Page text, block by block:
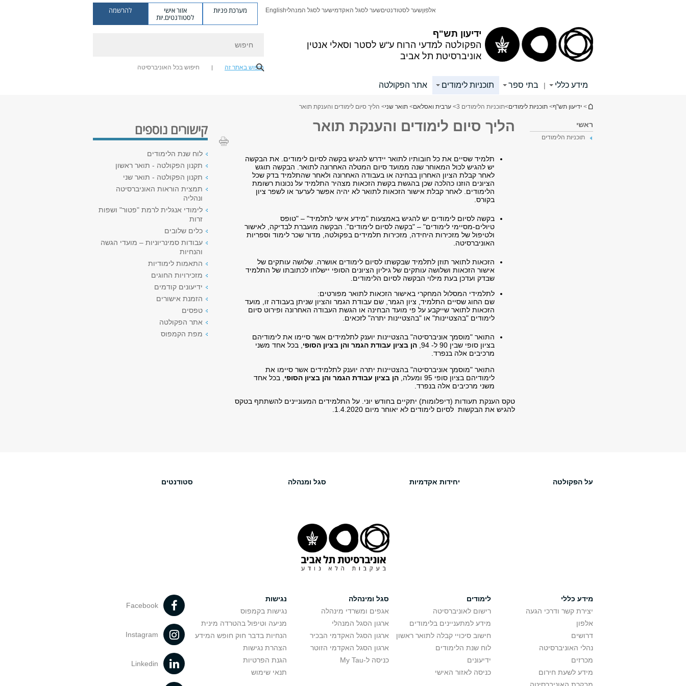
ידיעון תש"ף
הפקולטה למדעי הרוח ע"ש לסטר וסאלי אנטין
אוניברסיטת תל אביב
אלפוןשער לסטודנטיםשער לסגל האקדמישער לסגל המנהליEnglish מערכת פניות אזור אישי
לסטודנטים.יות
להרשמה
חיפוש באתר זה חיפוש בכל האוניברסיטה
מידע כללי | בתי ספר תוכניות לימודים אתר הפקולטה
הינך נמצא כאן
> ידיעון תש"ף> תוכניות לימודים>תוכניות הלימודים 3 > ערבית ואסלאם> תואר שני> הליך סיום לימודים והענקת תואר
ראשי
תוכניות הלימודים
הליך סיום לימודים והענקת תואר
תלמיד שסיים את כל חובותיו לתואר יידרש להגיש בקשה לסיום לימודים. את הבקשה
יש להגיש לכול המאוחר שנה ממועד סיום המטלה האחרונה לתואר. הבקשה תוגש
לאחר קבלת הציון האחרון בבחינה או בעבודה האחרונה ולאחר שהתלמיד בדק שכל
הציונים הוזנו כהלכה שכן בהגשת בקשת הזכאות מצהיר התלמיד על נכונות רשומת
הלימודים. לאחר קבלת אישור הזכאות לתואר לא יהיה אפשר לערער או לשפר ציון
בקורס.
בקשה לסיום לימודים יש להגיש באמצעות "מידע אישי לתלמיד" – "טופס
טיולים-מסיימי לימודים" – "בקשה לסיום לימודים". הבקשה מועברת לבדיקה, לאישור
ולטיפול של מזכירות היחידה, מזכירות תלמידים בפקולטה, מדור שכר לימוד וספריות
האוניברסיטה.
הזכאות לתואר תוזן לתלמיד שבקשתו לסיום לימודים אושרה. שלושה עותקים של
אישור הזכאות ושלושה עותקים של גיליון הציונים הסופי יישלחו לכתובתו של התלמיד
שבדק ועדכן בעת מילוי הבקשה לסיום הלימודים.
לתלמידי המסלול המחקרי באישור הזכאות לתואר מפורטים:
שם החוג שסיים התלמיד, ציון הגמר, שם עבודת הגמר והציון שניתן בעבודה זו, מועד
הזכאות לתואר שייקבע על פי מועד הבחינה או הגשת העבודה האחרונה ופירוט סיום
לימודים "בהצטיינות" או "בהצטיינות יתרה" לזכאים.
התואר "מוסמך אוניברסיטה" בהצטיינות יוענק לתלמידים אשר סיימו את לימודיהם
בציון סופי שבין 90 ל- 94,
הן בציון עבודת הגמר והן בציון הסופי , בכל אחד משני
מרכיבים אלה בנפרד.
התואר "מוסמך אוניברסיטה" בהצטיינות יתרה יוענק לתלמידים אשר סיימו את
לימודיהם בציון סופי 95 ומעלה,
הן בציון עבודת הגמר והן בציון הסופי , בכל אחד
משני מרכיבים אלה בנפרד.
טקס הענקת תעודות (דיפלומות) יתקיים בחודש יוני. על התלמידים המעוניינים להשתתף בטקס
להגיש את הבקשות לסיום לימודים לא יאוחר מיום 1.4.2020.
קישורים נוספים
לוח שנת הלימודים
תקנון הפקולטה - תואר ראשון
תקנון הפקולטה - תואר שני
תמצית הוראות האוניברסיטה
ונהליה
לימודי אנגלית לרמת "פטור" ושפות
זרות
כלים שלובים
עבודות סמינריוניות – מועדי הגשה
והנחיות
התאמות לימודיות
מזכירויות החוגים
ידיעונים קודמים
הזמנת אישורים
טפסים
אתר הפקולטה
מפת הקמפוס
על הפקולטה יחידות אקדמיות סגל ומנהלה סטודנטים
מידע כללי
יצירת קשר ודרכי הגעה
אלפון
דרושים
נהלי האוניברסיטה
מכרזים
מידע לשעת חירום
לימודים
רישום לאוניברסיטה
מידע למתעניינים בלימודים
חישוב סיכויי קבלה לתואר ראשון
לוח שנת הלימודים
ידיעונים
כניסה לאזור האישי
סגל ומינהלה
אגפים ומשרדי מינהלה
ארגון הסגל המנהלי
ארגון הסגל האקדמי הבכיר
ארגון הסגל האקדמי הזוטר
כניסה ל-My Tau
נגישות
נגישות בקמפוס
מניעה וטיפול בהטרדה מינית
הנחיות בדבר חוק חופש המידע
הצהרת נגישות
הגנת הפרטיות
תנאי שימוש
Facebook
Instagram
Linkedin